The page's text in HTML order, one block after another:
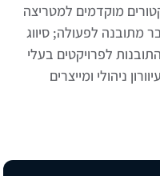
מוקדמים למטריצה
מתובנה לפעולה; סיווג
לפרויקטים בעלי
ניהולי ומייצרים